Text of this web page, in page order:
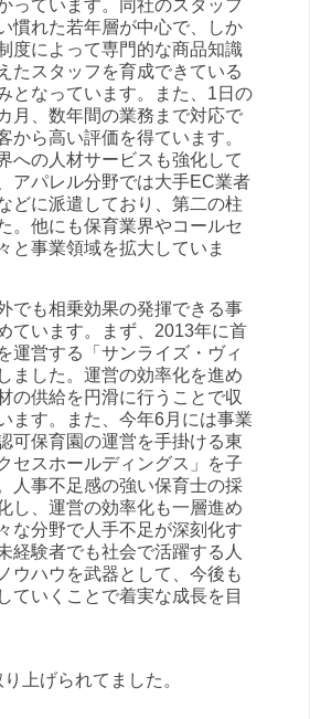
っています。同社のスタッフ
慣れた若年層が中心で、しか
度によって専門的な商品知識
たスタッフを育成できている
となっています。また、1日の
月、数年間の業務まで対応で
から高い評価を得ています。
への人材サービスも強化して
アパレル分野では大手EC業者
どに派遣しており、第二の柱
。他にも保育業界やコールセ
と事業領域を拡大していま
でも相乗効果の発揮できる事
ています。まず、2013年に首
運営する「サンライズ・ヴィ
ました。運営の効率化を進め
の供給を円滑に行うことで収
ます。また、今年6月には事業
可保育園の運営を手掛ける東
セスホールディングス」を子
人事不足感の強い保育士の採
し、運営の効率化も一層進め
な分野で人手不足が深刻化す
経験者でも社会で活躍する人
ウハウを武器として、今後も
ていくことで着実な成長を目
上げられてました。